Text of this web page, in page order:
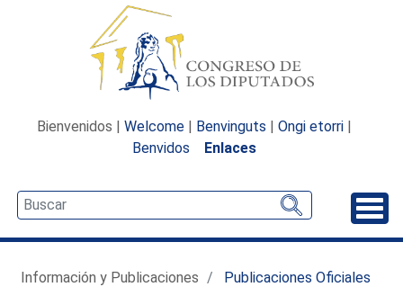
Bienvenidos | Welcome | Benvinguts | Ongi etorri |
Benvidos
Enlaces
Información y Publicaciones
Publicaciones Oficiales